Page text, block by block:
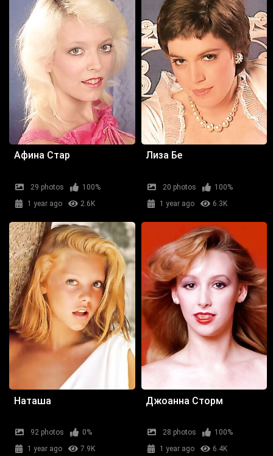
Афина Стар
29 photos
100%
1 year ago
2.6K
Лиза Бе
20 photos
100%
1 year ago
6.3K
Наташа
92 photos
0%
1 year ago
7.9K
Джоанна Сторм
28 photos
100%
1 year ago
6.4K